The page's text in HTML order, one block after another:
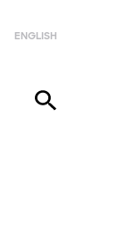
ENGLISH